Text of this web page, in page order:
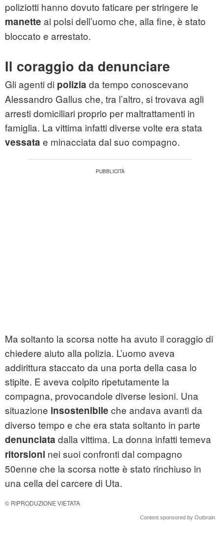
poliziotti hanno dovuto faticare per stringere le
manette ai polsi dell’uomo che, alla fine, è stato
bloccato e arrestato.
Il coraggio da denunciare
Gli agenti di polizia da tempo conoscevano
Alessandro Gallus che, tra l’altro, si trovava agli
arresti domiciliari proprio per maltrattamenti in
famiglia. La vittima infatti diverse volte era stata
vessata e minacciata dal suo compagno.
Ma soltanto la scorsa notte ha avuto il coraggio di
chiedere aiuto alla polizia. L’uomo aveva
addirittura staccato da una porta della casa lo
stipite. E aveva colpito ripetutamente la
compagna, provocandole diverse lesioni. Una
situazione insostenibile che andava avanti da
diverso tempo e che era stata soltanto in parte
denunciata dalla vittima. La donna infatti temeva
ritorsioni nei suoi confronti dal compagno
50enne che la scorsa notte è stato rinchiuso in
una cella del carcere di Uta.
© RIPRODUZIONE VIETATA
Content sponsored by Outbrain